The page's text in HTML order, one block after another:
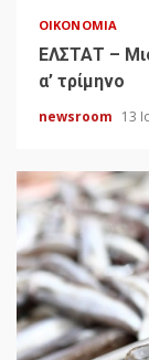
ΟΙΚΟΝΟΜΊΑ
ΕΛΣΤΑΤ –
α’ τρίμηνο
newsroom 13